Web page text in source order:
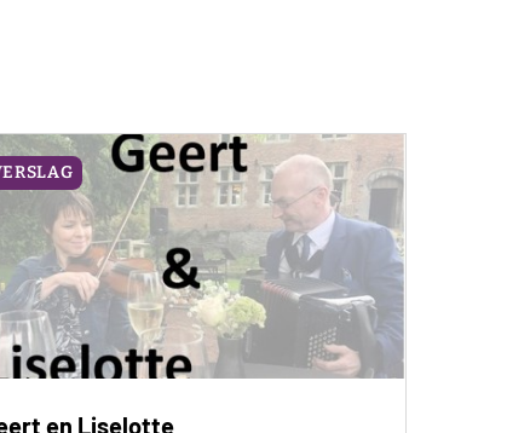
en Liselotte